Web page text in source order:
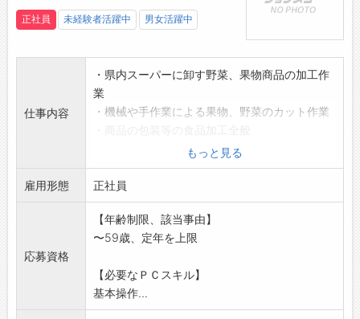
正社員 未経験者活躍中 男女活躍中
仕事内容
・県内スーパーに卸す野菜、果物商品の加工作
業
・機械や手作業による果物、野菜のカット作業
変更範囲:会社の定める業務
もっと見る
雇用形態 正社員
応募資格
【年齢制限、該当事由】
〜59歳、定年を上限
【必要なＰＣスキル】
基本操作...